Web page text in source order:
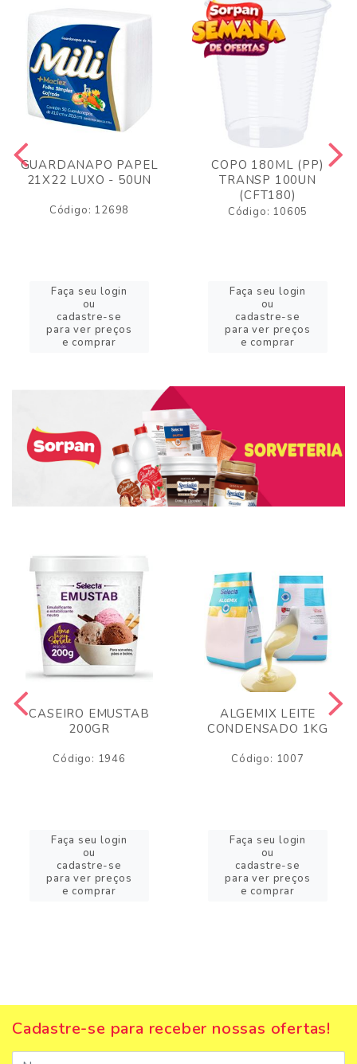
GUARDANAPO PAPEL
21X22 LUXO - 50UN
Código: 12698
Faça seu login
ou
cadastre-se
para ver preços
e comprar
COPO 180ML (PP)
TRANSP 100UN
(CFT180)
Código: 10605
Faça seu login
ou
cadastre-se
para ver preços
e comprar
CASEIRO EMUSTAB
200GR
Código: 1946
Faça seu login
ou
cadastre-se
para ver preços
e comprar
ALGEMIX LEITE
CONDENSADO 1KG
Código: 1007
Faça seu login
ou
cadastre-se
para ver preços
e comprar
Cadastre-se para receber nossas ofertas!